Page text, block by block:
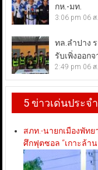
กห.-มท.
3:06 pm 06
ทล.ลำปาง
รับเพิ่งออก
2:49 pm 06
5 ข่าวเด่นประจ
สภท.-นายกเมืองพัท
ศึกฟุตซอล “เกาะล้า